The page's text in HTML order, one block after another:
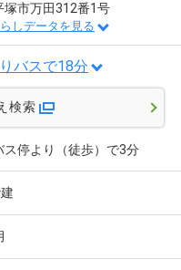
塚市万田312番1号
しデータを見る
バスで18分
検索
ス停より（徒歩）で3分